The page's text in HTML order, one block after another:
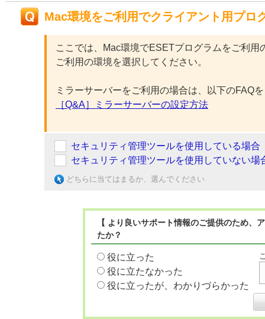
Mac環境をご利用でクライアント用プロ
ここでは、Mac環境でESETプログラムをご利
ご利用の環境を選択してください。
ミラーサーバーをご利用の場合は、以下のFAQ
［Q&A］ミラーサーバーの設定方法
セキュリティ管理ツールを使用している場合
セキュリティ管理ツールを使用していない場
どちらに当てはまるか、選んでください
【 より良いサポート情報のご提供のため
たか？
役に立った
役に立たなかった
役に立ったが、わかりづらかった